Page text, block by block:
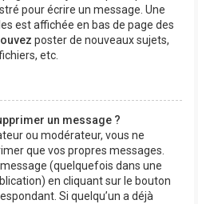
pour écrire un message. Une
est affichée en bas de page des
poster de nouveaux sujets,
etc.
un message ?
ou modérateur, vous ne
que vos propres messages.
(quelquefois dans une
en cliquant sur le bouton
Si quelqu’un a déjà